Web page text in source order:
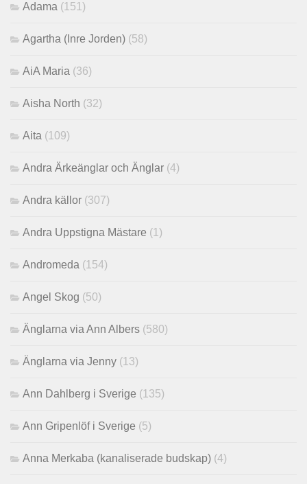
Adama (151)
Agartha (Inre Jorden) (58)
AiA Maria (36)
Aisha North (32)
Aita (109)
Andra Ärkeänglar och Änglar (4)
Andra källor (307)
Andra Uppstigna Mästare (1)
Andromeda (154)
Angel Skog (50)
Änglarna via Ann Albers (580)
Änglarna via Jenny (13)
Ann Dahlberg i Sverige (135)
Ann Gripenlöf i Sverige (5)
Anna Merkaba (kanaliserade budskap) (4)